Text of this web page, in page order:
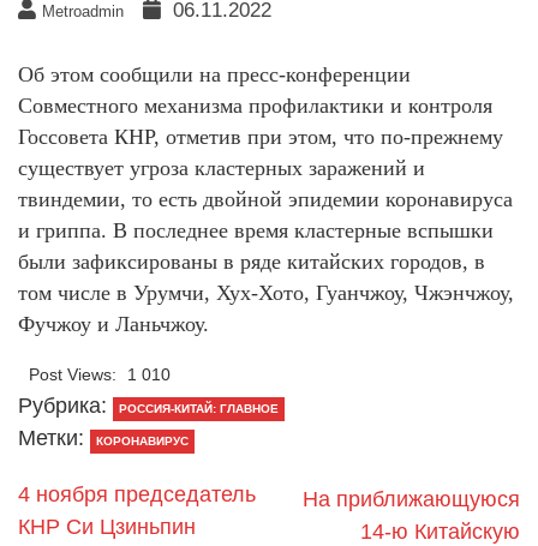
Metroadmin 06.11.2022
Об этом сообщили на пресс-конференции
Совместного механизма профилактики и контроля
Госсовета КНР, отметив при этом, что по-прежнему
существует угроза кластерных заражений и
твиндемии, то есть двойной эпидемии коронавируса
и гриппа. В последнее время кластерные вспышки
были зафиксированы в ряде китайских городов, в
том числе в Урумчи, Хух-Хото, Гуанчжоу, Чжэнчжоу,
Фучжоу и Ланьчжоу.
Post Views: 1 010
Рубрика: РОССИЯ-КИТАЙ: ГЛАВНОЕ
Метки: КОРОНАВИРУС
4 ноября председатель
КНР Си Цзиньпин
На приближающуюся
14-ю Китайскую